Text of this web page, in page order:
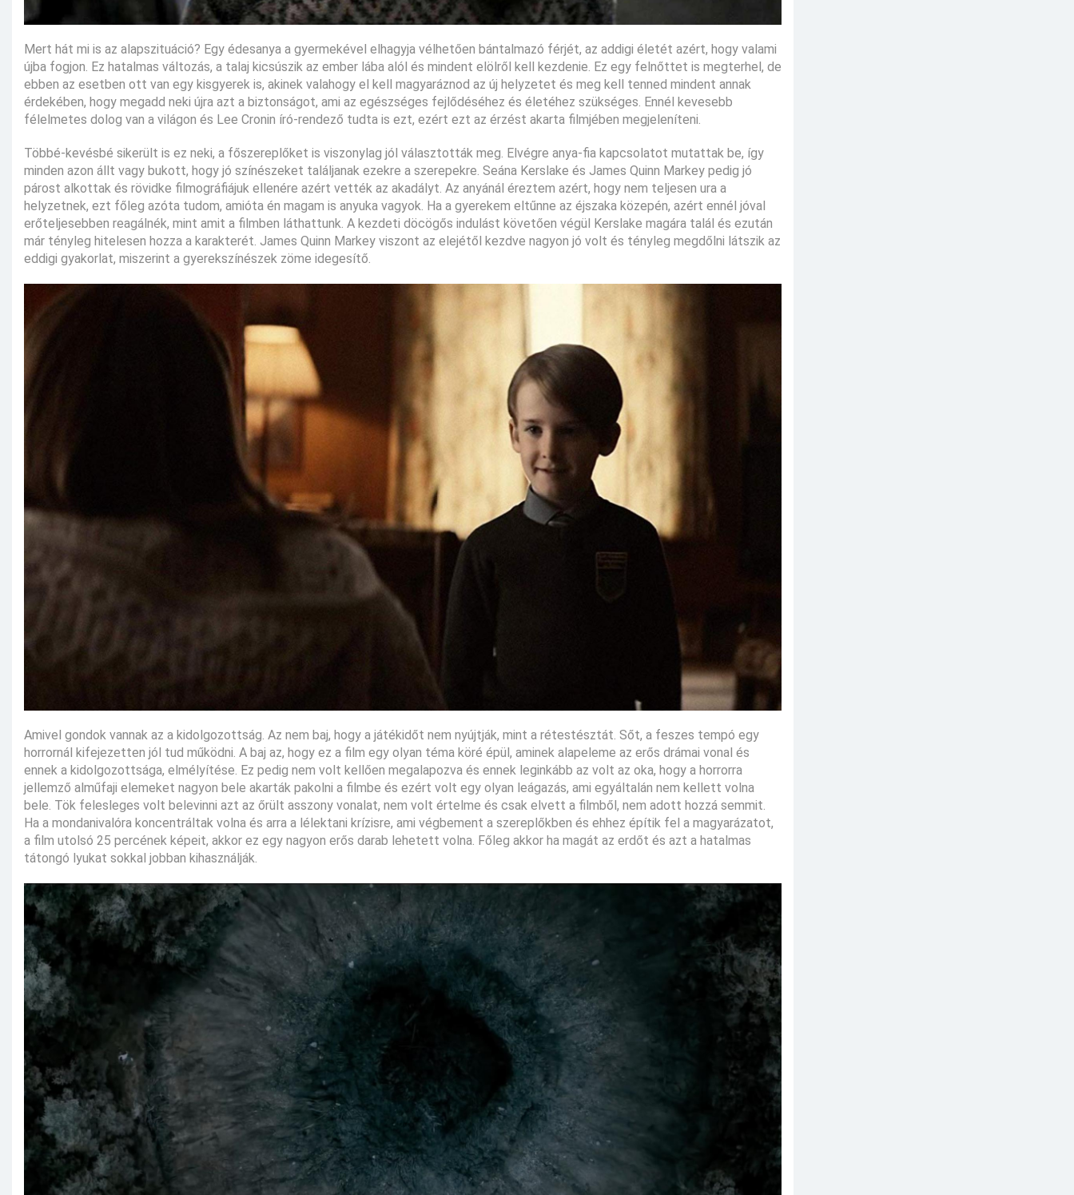
Mert hát mi is az alapszituáció? Egy édesanya a gyermekével elhagyja vélhetően bántalmazó férjét, az addigi életét azért, hogy valami
újba fogjon. Ez hatalmas változás, a talaj kicsúszik az ember lába alól és mindent elölről kell kezdenie. Ez egy felnőttet is megterhel, de
ebben az esetben ott van egy kisgyerek is, akinek valahogy el kell magyaráznod az új helyzetet és meg kell tenned mindent annak
érdekében, hogy megadd neki újra azt a biztonságot, ami az egészséges fejlődéséhez és életéhez szükséges. Ennél kevesebb
félelmetes dolog van a világon és Lee Cronin író-rendező tudta is ezt, ezért ezt az érzést akarta filmjében megjeleníteni.
Többé-kevésbé sikerült is ez neki, a főszereplőket is viszonylag jól választották meg. Elvégre anya-fia kapcsolatot mutattak be, így
minden azon állt vagy bukott, hogy jó színészeket találjanak ezekre a szerepekre. Seána Kerslake és James Quinn Markey pedig jó
párost alkottak és rövidke filmográfiájuk ellenére azért vették az akadályt. Az anyánál éreztem azért, hogy nem teljesen ura a
helyzetnek, ezt főleg azóta tudom, amióta én magam is anyuka vagyok. Ha a gyerekem eltűnne az éjszaka közepén, azért ennél jóval
erőteljesebben reagálnék, mint amit a filmben láthattunk. A kezdeti döcögős indulást követően végül Kerslake magára talál és ezután
már tényleg hitelesen hozza a karakterét. James Quinn Markey viszont az elejétől kezdve nagyon jó volt és tényleg megdőlni látszik az
eddigi gyakorlat, miszerint a gyerekszínészek zöme idegesítő.
Amivel gondok vannak az a kidolgozottság. Az nem baj, hogy a játékidőt nem nyújtják, mint a rétestésztát. Sőt, a feszes tempó egy
horrornál kifejezetten jól tud működni. A baj az, hogy ez a film egy olyan téma köré épül, aminek alapeleme az erős drámai vonal és
ennek a kidolgozottsága, elmélyítése. Ez pedig nem volt kellően megalapozva és ennek leginkább az volt az oka, hogy a horrorra
jellemző alműfaji elemeket nagyon bele akarták pakolni a filmbe és ezért volt egy olyan leágazás, ami egyáltalán nem kellett volna
bele. Tök felesleges volt belevinni azt az őrült asszony vonalat, nem volt értelme és csak elvett a filmből, nem adott hozzá semmit.
Ha a mondanivalóra koncentráltak volna és arra a lélektani krízisre, ami végbement a szereplőkben és ehhez építik fel a magyarázatot,
a film utolsó 25 percének képeit, akkor ez egy nagyon erős darab lehetett volna. Főleg akkor ha magát az erdőt és azt a hatalmas
tátongó lyukat sokkal jobban kihasználják.